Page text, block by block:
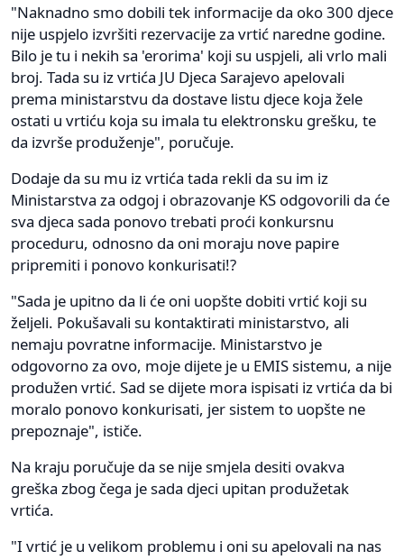
"Naknadno smo dobili tek informacije da oko 300 djece
nije uspjelo izvršiti rezervacije za vrtić naredne godine.
Bilo je tu i nekih sa 'erorima' koji su uspjeli, ali vrlo mali
broj. Tada su iz vrtića JU Djeca Sarajevo apelovali
prema ministarstvu da dostave listu djece koja žele
ostati u vrtiću koja su imala tu elektronsku grešku, te
da izvrše produženje", poručuje.
Dodaje da su mu iz vrtića tada rekli da su im iz
Ministarstva za odgoj i obrazovanje KS odgovorili da će
sva djeca sada ponovo trebati proći konkursnu
proceduru, odnosno da oni moraju nove papire
pripremiti i ponovo konkurisati!?
"Sada je upitno da li će oni uopšte dobiti vrtić koji su
željeli. Pokušavali su kontaktirati ministarstvo, ali
nemaju povratne informacije. Ministarstvo je
odgovorno za ovo, moje dijete je u EMIS sistemu, a nije
produžen vrtić. Sad se dijete mora ispisati iz vrtića da bi
moralo ponovo konkurisati, jer sistem to uopšte ne
prepoznaje", ističe.
Na kraju poručuje da se nije smjela desiti ovakva
greška zbog čega je sada djeci upitan produžetak
vrtića.
"I vrtić je u velikom problemu i oni su apelovali na nas